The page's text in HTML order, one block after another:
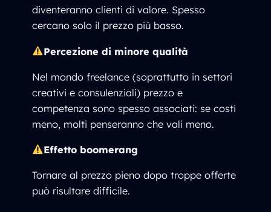
diventeranno clienti di valore. Spesso
cercano solo il prezzo più basso.
Percezione di minore qualità
Nel mondo freelance (soprattutto in settori
creativi e consulenziali) prezzo e
competenza sono spesso associati: se costi
meno, molti penseranno che vali meno.
Effetto boomerang
Tornare al prezzo pieno dopo troppe offerte
può risultare difficile.